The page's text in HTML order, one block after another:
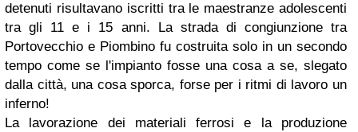
detenuti risultavano iscritti tra le maestranze adolescenti
tra gli 11 e i 15 anni. La strada di congiunzione tra
Portovecchio e Piombino fu costruita solo in un secondo
tempo come se l'impianto fosse una cosa a se, slegato
dalla città, una cosa sporca, forse per i ritmi di lavoro un
inferno!
La lavorazione dei materiali ferrosi e la produzione